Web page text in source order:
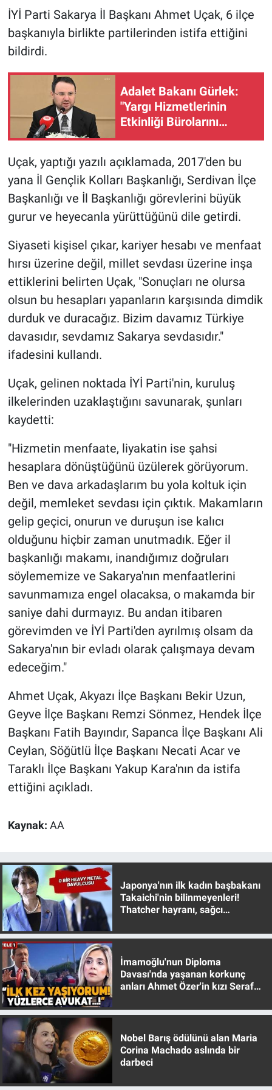
İYİ Parti Sakarya İl Başkanı Ahmet Uçak, 6 ilçe
başkanıyla birlikte partilerinden istifa ettiğini
bildirdi.
Adalet Bakanı Gürlek:
"Yargı Hizmetlerinin
Etkinliği Bürolarını
Uçak, yaptığı yazılı açıklamada, 2017'den bu
yana İl Gençlik Kolları Başkanlığı, Serdivan İlçe
Başkanlığı ve İl Başkanlığı görevlerini büyük
gurur ve heyecanla yürüttüğünü dile getirdi.
Siyaseti kişisel çıkar, kariyer hesabı ve menfaat
hırsı üzerine değil, millet sevdası üzerine inşa
ettiklerini belirten Uçak, "Sonuçları ne olursa
olsun bu hesapları yapanların karşısında dimdik
durduk ve duracağız. Bizim davamız Türkiye
davasıdır, sevdamız Sakarya sevdasıdır."
ifadesini kullandı.
Uçak, gelinen noktada İYİ Parti'nin, kuruluş
ilkelerinden uzaklaştığını savunarak, şunları
kaydetti:
"Hizmetin menfaate, liyakatin ise şahsi
hesaplara dönüştüğünü üzülerek görüyorum.
Ben ve dava arkadaşlarım bu yola koltuk için
değil, memleket sevdası için çıktık. Makamların
gelip geçici, onurun ve duruşun ise kalıcı
olduğunu hiçbir zaman unutmadık. Eğer il
başkanlığı makamı, inandığımız doğruları
söylememize ve Sakarya'nın menfaatlerini
savunmamıza engel olacaksa, o makamda bir
saniye dahi durmayız. Bu andan itibaren
görevimden ve İYİ Parti'den ayrılmış olsam da
Sakarya'nın bir evladı olarak çalışmaya devam
edeceğim."
Ahmet Uçak, Akyazı İlçe Başkanı Bekir Uzun,
Geyve İlçe Başkanı Remzi Sönmez, Hendek İlçe
Başkanı Fatih Bayındır, Sapanca İlçe Başkanı Ali
Ceylan, Söğütlü İlçe Başkanı Necati Acar ve
Taraklı İlçe Başkanı Yakup Kara'nın da istifa
ettiğini açıkladı.
Kaynak: AA
Japonya'nın ilk kadın başbakanı
Takaichi'nin bilinmeyenleri!
Thatcher hayranı, sağcı
İmamoğlu'nun Diploma
Davası'nda yaşanan korkunç
anları Ahmet Özer'in kızı Seraf
Nobel Barış ödülünü alan Maria
Corina Machado aslında bir
darbeci
Gündem Özel
Günün görüntüsü
Haber
İlan
Koronavirüs
Kültür Sanat
Ne demişti
Nedir
Popüler
Programlar
Spor
Türkiye'nin Geleceği
Türkiye'nin Gündemi
Yerel Gündem
Yerel Yaşam